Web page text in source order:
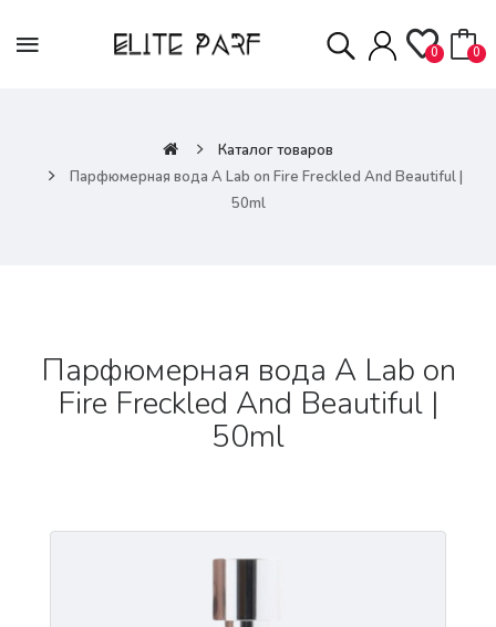
0 0
Каталог товаров
Парфюмерная вода A Lab on Fire Freckled And Beautiful |
50ml
Парфюмерная вода A Lab on
Fire Freckled And Beautiful |
50ml